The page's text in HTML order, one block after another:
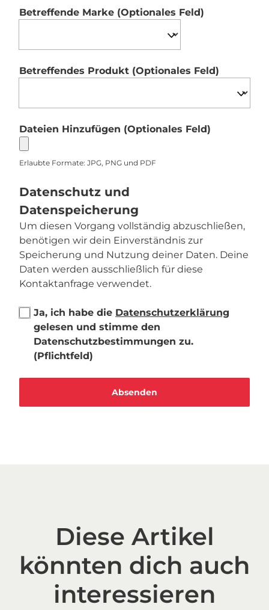
Betreffende Marke (Optionales Feld)
Betreffendes Produkt (Optionales Feld)
Dateien Hinzufügen (Optionales Feld)
Erlaubte Formate: JPG, PNG und PDF
Datenschutz und
Datenspeicherung
Um diesen Vorgang vollständig abzuschließen,
benötigen wir dein Einverständnis zur
Speicherung und Nutzung deiner Daten. Deine
Daten werden ausschließlich für diese
Kontaktanfrage verwendet.
Ja, ich habe die Datenschutzerklärung
gelesen und stimme den
Datenschutzbestimmungen zu.
(Pflichtfeld)
Diese Artikel
könnten dich auch
interessieren